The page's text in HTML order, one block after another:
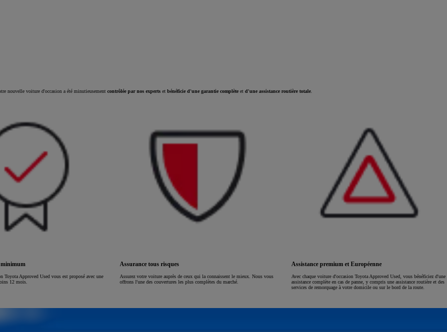
ÉLECTRIQUE
nouvelle voiture d'occasion a été minutieusement contrôlée par nos experts et bénéficie d'une garantie complète et d'une assistance routière totale
minimum
Toyota Approved Used vous est proposé avec une
12 mois.
Assurance tous risques
Assurez votre voiture auprès de ceux qui la connaissent le mieux. Nous vous
offrons l'une des couvertures les plus complètes du marché.
Assistance premium et Européenne
Avec chaque voiture d'occasion Toyota Approved Used, vous bénéficiez d'une
assistance complète en cas de panne, y compris une assistance routière et des
services de remorquage à votre domicile ou sur le bord de la route.